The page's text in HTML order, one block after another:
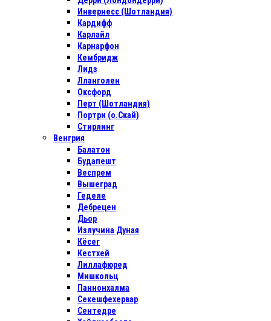
Инвернесс (Шотландия)
Кардифф
Карлайл
Карнарфон
Кембридж
Лидз
Лланголен
Оксфорд
Перт (Шотландия)
Портри (о.Скай)
Стирлинг
Венгрия
Балатон
Будапешт
Веспрем
Вышеград
Геделе
Дебрецен
Дьор
Излучина Дуная
Кёсег
Кестхей
Лиллафюред
Мишкольц
Паннонхалма
Секешфехервар
Сентедре